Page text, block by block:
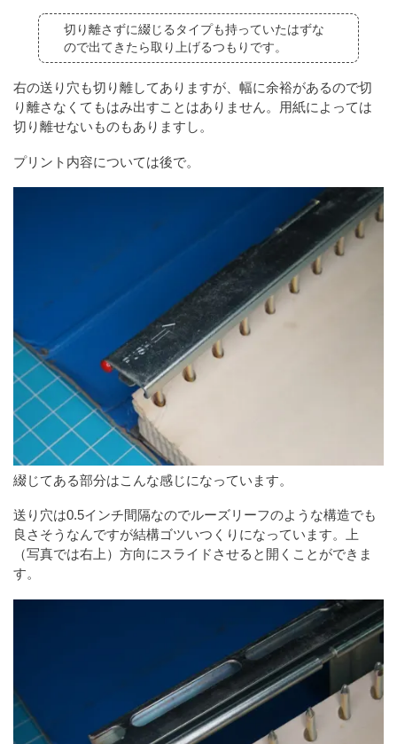
切り離さずに綴じるタイプも持っていたはずな
ので出てきたら取り上げるつもりです。
右の送り穴も切り離してありますが、幅に余裕があるので切
り離さなくてもはみ出すことはありません。用紙によっては
切り離せないものもありますし。
プリント内容については後で。
綴じてある部分はこんな感じになっています。
送り穴は0.5インチ間隔なのでルーズリーフのような構造でも
良さそうなんですが結構ゴツいつくりになっています。上
（写真では右上）方向にスライドさせると開くことができま
す。